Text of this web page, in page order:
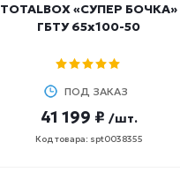
TOTALBOX «СУПЕР БОЧКА»
ГБТУ 65х100-50
ПОД ЗАКАЗ
41 199 ₽ /шт.
Код товара: spt0038355